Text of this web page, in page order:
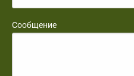
Сообщение